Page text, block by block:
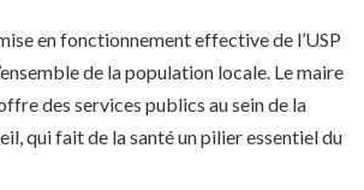
en fonctionnement effective de l’USP
de la population locale. Le maire
des services publics au sein de la
qui fait de la santé un pilier essentiel du